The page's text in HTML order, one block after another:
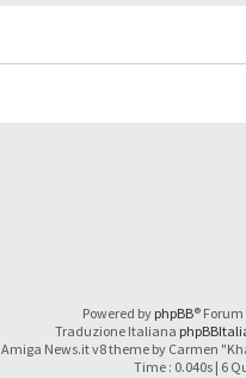
Powered by phpBB® Forum
Traduzione Italiana
Amiga News.it v8 theme by Carmen
Time : 0.040s | 6